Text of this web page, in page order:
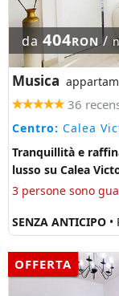
da 404RON/
Musica
36
Centro: Calea
Tranquillità e
lusso su Calea
3 persone sono
SENZA ANTICIPO •
OFFERTA